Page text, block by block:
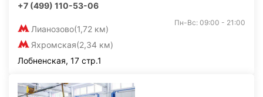
+7 (499) 110-53-06
Лианозово(1,72 км)
Яхромская(2,34 км)
Пн-Вс: 09:00 - 21:00
Лобненская, 17 стр.1